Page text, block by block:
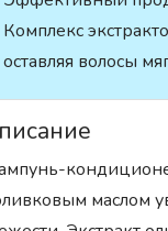
Комплекс
оставляя волосы
маслом